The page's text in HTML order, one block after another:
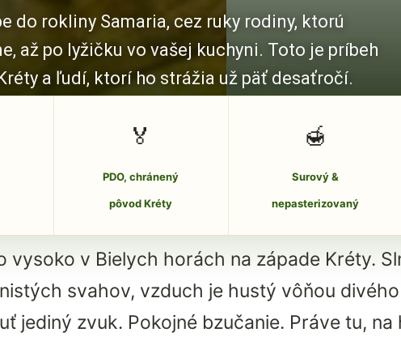
do rokliny Samaria, cez ruky rodiny, ktorú
až po lyžičku vo vašej kuchyni. Toto je príbeh
a ľudí, ktorí ho strážia už päť desaťročí.
🏅
PDO, chránený
pôvod Kréty
🍯
Surový &
nepasterizovaný
vysoko v Bielych horách na západe Kréty.
svahov, vzduch je hustý vôňou
jediný zvuk. Pokojné bzučanie. Práve tu, na